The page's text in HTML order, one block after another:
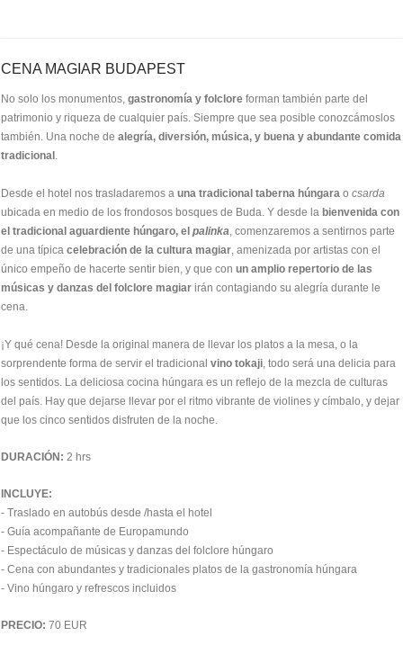
CENA MAGIAR BUDAPEST
No solo los monumentos, gastronomía y folclore forman también parte del
patrimonio y riqueza de cualquier país. Siempre que sea posible conozcámoslos
también. Una noche de alegría, diversión, música, y buena y abundante comida
tradicional
Desde el hotel nos trasladaremos a una tradicional taberna húngara o csarda
ubicada en medio de los frondosos bosques de Buda. Y desde la bienvenida con
el tradicional aguardiente húngaro, el palinka , comenzaremos a sentirnos parte
de una típica celebración de la cultura magiar , amenizada por artistas con el
único empeño de hacerte sentir bien, y que con un amplio repertorio de las
músicas y danzas del folclore magiar irán contagiando su alegría durante le
cena.
¡Y qué cena! Desde la original manera de llevar los platos a la mesa, o la
sorprendente forma de servir el tradicional vino tokaji , todo será una delicia para
los sentidos. La deliciosa cocina húngara es un reflejo de la mezcla de culturas
del país. Hay que dejarse llevar por el ritmo vibrante de violines y címbalo, y dejar
que los cinco sentidos disfruten de la noche.
DURACIÓN: 2 hrs
INCLUYE:
- Traslado en autobús desde /hasta el hotel
- Guía acompañante de Europamundo
- Espectáculo de músicas y danzas del folclore húngaro
- Cena con abundantes y tradicionales platos de la gastronomía húngara
- Vino húngaro y refrescos incluidos
PRECIO: 70 EUR